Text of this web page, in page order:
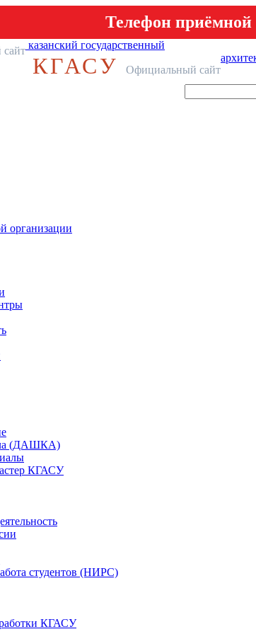
Телефон приёмной
казанский государственный
КГАСУ Официальный сайт
организации
(ДАШКА)
КГАСУ
студентов (НИРС)
КГАСУ